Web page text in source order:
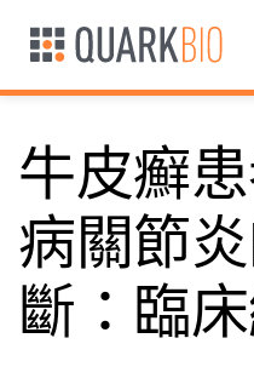
links
to
navigation
to
content
牛皮癬
病關節
斷：臨
Post